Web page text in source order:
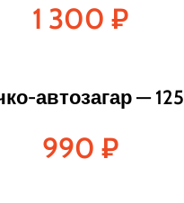
1 300 ₽
автозагар —
990 ₽